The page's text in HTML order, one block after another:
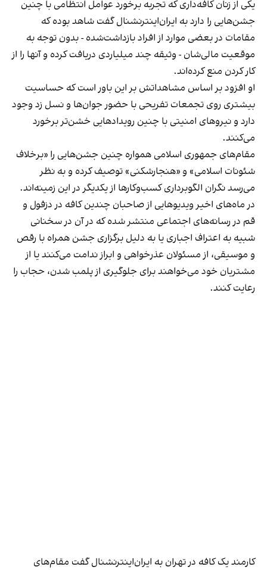
یکی از زنان کافه‌داری که تجربه برخورد عوامل انتظامی با چنین
جشن‌هایی را دارد به ایران‌اینترنشنال گفت شاهد بوده که
مقامات در بعضی موارد از افراد بازداشت‌‌شده - بدون توجه به
موقعیت مالی‌شان - وثیقه چند میلیاردی دریافت کرده و آنها را از
کار کردن منع کرده‌اند.
او افزود بر اساس مشاهداتش بر این باور است که حساسیت
بیشتری روی تجمعات تفریحی با حضور جوان‌ها و نسل زد وجود
دارد و نیروهای امنیتی با چنین رویدادهایی خشن‌تر برخورد
می‌کنند.
مقام‌های جمهوری اسلامی همواره چنین جشن‌هایی را «برخلاف
شئونات اسلامی» و «هنجارشکنی» توصیف کرده و به نظر
می‌رسد نگران الگوبرداری کسب‌وکارها از یکدیگر در این زمینه‌اند.
در ماه‌های اخیر ویدیوهایی از صاحبان چندین کافه در دزفول و
قم در رسانه‌های اجتماعی منتشر شده که در آن در سخنانی
شبیه به اعتراف اجباری یا به دلیل برگزاری جشن همراه با رقص
و موسیقی، از مسئولان عذرخواهی و ابراز ندامت می‌کنند یا از
مشتریان خود می‌خواهند برای جلوگیری از پلمب شدن، حجاب را
رعایت کنند.
کارمند یک کافه در تهران به ایران‌اینترنشنال گفت مقام‌های